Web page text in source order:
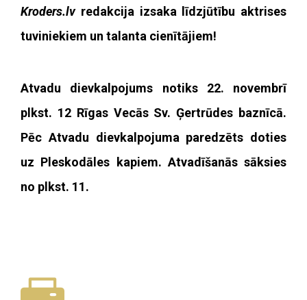
Kroders.lvredakcija izsaka līdzjūtību aktrises
tuviniekiem un talanta cienītājiem!
Atvadu dievkalpojums notiks 22. novembrī
plkst. 12 Rīgas Vecās Sv. Ģertrūdes baznīcā.
Pēc Atvadu dievkalpojuma paredzēts doties
uz Pleskodāles kapiem. Atvadīšanās sāksies
no plkst. 11.